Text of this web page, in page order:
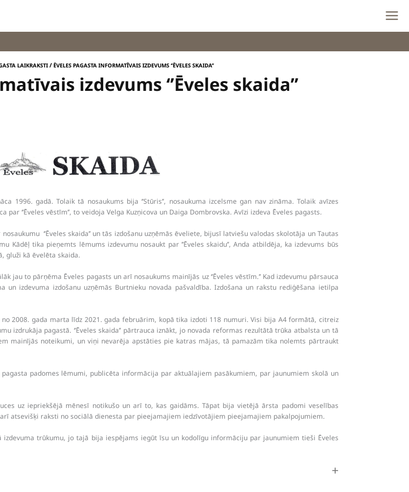
LAIKRAKSTI/ ĒVELES PAGASTA INFORMATĪVAIS IZDEVUMS ‘’ĒVELES SKAIDA’’
izdevums ‘’Ēveles skaida’’
1996. gadā. Tolaik tā nosaukums bija ‘’Stūris’’, nosaukuma izcelsme gan nav zināma. Tolaik avīzes
par ‘’Ēveles vēstīm’’, to veidoja Velga Kuzņicova un Daiga Dombrovska. Avīzi izdeva Ēveles pagasts.
‘’Ēveles skaida’’ un tās izdošanu uzņēmās ēveliete, bijusī latviešu valodas skolotāja un Tautas
Kādēļ tika pieņemts lēmums izdevumu nosaukt par ’’Ēveles skaidu’’, Anda atbildēja, ka izdevums būs
gluži kā ēvelēta skaida.
jau to pārņēma Ēveles pagasts un arī nosaukums mainījās uz ‘’Ēveles vēstīm.’’ Kad izdevumu pārsauca
un izdevuma izdošanu uzņēmās Burtnieku novada pašvaldība. Izdošana un rakstu rediģēšana ietilpa
no 2008. gada marta līdz 2021. gada februārim, kopā tika izdoti 118 numuri. Visi bija A4 formātā, citreiz
izdrukāja pagastā. ‘’Ēveles skaida’’ pārtrauca iznākt, jo novada reformas rezultātā trūka atbalsta un tā
mainījās noteikumi, un viņi nevarēja apstāties pie katras mājas, tā pamazām tika nolemts pārtraukt
padomes lēmumi, publicēta informācija par aktuālajiem pasākumiem, par jaunumiem skolā un
uz iepriekšējā mēnesī notikušo un arī to, kas gaidāms. Tāpat bija vietējā ārsta padomi veselības
atsevišķi raksti no sociālā dienesta par pieejamajiem iedzīvotājiem pieejamajiem pakalpojumiem.
trūkumu, jo tajā bija iespējams iegūt īsu un kodolīgu informāciju par jaunumiem tieši Ēveles